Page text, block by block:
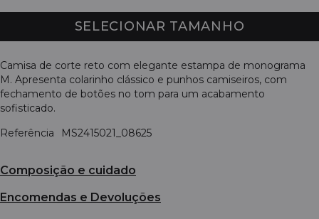
SELECIONAR TAMANHO
Camisa de corte reto com elegante estampa de monograma
M. Apresenta colarinho clássico e punhos camiseiros, com
fechamento de botões no tom para um acabamento
sofisticado.
Referência
MS2415021_08625
Composição e cuidado
Encomendas e Devoluções